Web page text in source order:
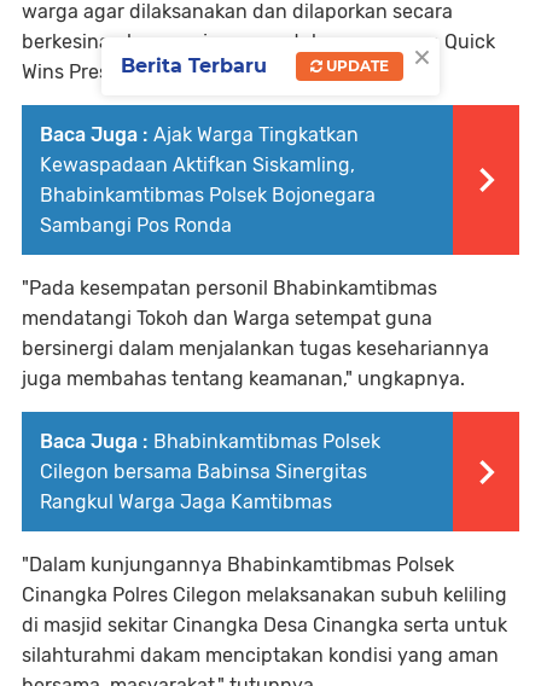
warga agar dilaksanakan dan dilaporkan secara
berkesinambungan juga mendukung program Quick
Wins Presisi Polri," tuturnya.
Baca Juga : Ajak Warga Tingkatkan
Kewaspadaan Aktifkan Siskamling,
Bhabinkamtibmas Polsek Bojonegara
Sambangi Pos Ronda
"Pada kesempatan personil Bhabinkamtibmas
mendatangi Tokoh dan Warga setempat guna
bersinergi dalam menjalankan tugas kesehariannya
juga membahas tentang keamanan," ungkapnya.
Baca Juga : Bhabinkamtibmas Polsek
Cilegon bersama Babinsa Sinergitas
Rangkul Warga Jaga Kamtibmas
"Dalam kunjungannya Bhabinkamtibmas Polsek
Cinangka Polres Cilegon melaksanakan subuh keliling
di masjid sekitar Cinangka Desa Cinangka serta untuk
silahturahmi dakam menciptakan kondisi yang aman
×
Berita Terbaru UPDATE